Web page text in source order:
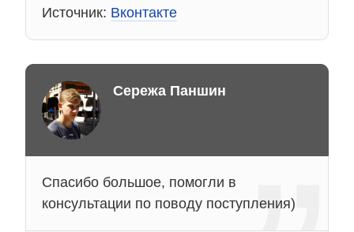
Источник: Вконтакте
Сережа Паншин
Спасибо большое, помогли в
консультации по поводу поступления)